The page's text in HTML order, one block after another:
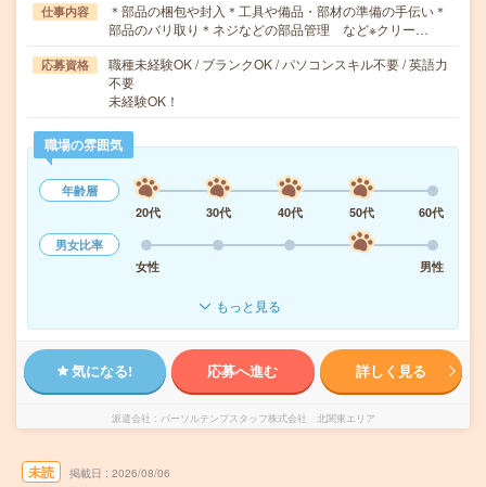
仕事内容
＊部品の梱包や封入＊工具や備品・部材の準備の手伝い＊
部品のバリ取り＊ネジなどの部品管理 など※クリー…
応募資格
職種未経験OK / ブランクOK / パソコンスキル不要 / 英語力
不要
未経験OK！
職場の雰囲気
年齢層
20代
30代 40代 50代
60代
男女比率
女性
男性
もっと見る
気になる! 応募へ進む 詳しく見る
派遣会社 パーソルテンプスタッフ株式会社 北関東エリア
未読 掲載日 2026/08/06